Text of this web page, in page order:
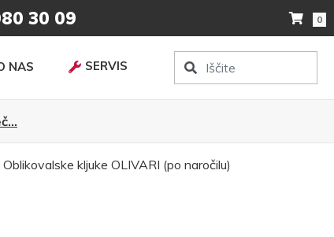
30 09 0
NAS SERVIS
Oblikovalske kljuke OLIVARI (po naročilu)